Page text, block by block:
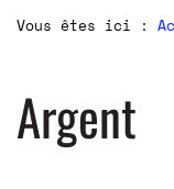
Vous êtes ici :
Argent